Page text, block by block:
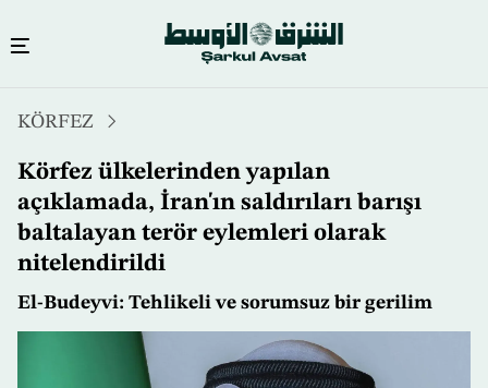
içeriğe
atla
KÖRFEZ
Körfez ülkelerinden yapılan
açıklamada, İran'ın saldırıları barışı
baltalayan terör eylemleri olarak
nitelendirildi
El-Budeyvi: Tehlikeli ve sorumsuz bir gerilim